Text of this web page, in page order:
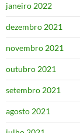
janeiro 2022
dezembro 2021
novembro 2021
outubro 2021
setembro 2021
agosto 2021